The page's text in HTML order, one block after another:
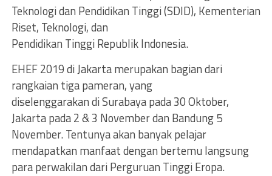
Teknologi dan Pendidikan Tinggi (SDID), Kementerian
Riset, Teknologi, dan
Pendidikan Tinggi Republik Indonesia.
EHEF 2019 di Jakarta merupakan bagian dari
rangkaian tiga pameran, yang
diselenggarakan di Surabaya pada 30 Oktober,
Jakarta pada 2 & 3 November dan Bandung 5
November. Tentunya akan banyak pelajar
mendapatkan manfaat dengan bertemu langsung
para perwakilan dari Perguruan Tinggi Eropa.